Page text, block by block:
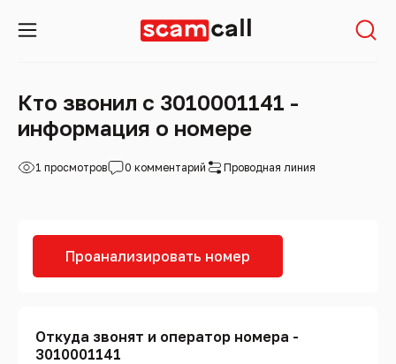
Кто звонил с 3010001141 -
информация о номере
1 просмотров 0 комментарий Проводная линия
Проанализировать номер
Откуда звонят и оператор номера -
3010001141